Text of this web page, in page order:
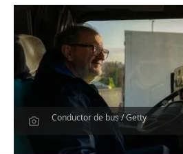
Conductor de bus / Getty
Escucha el